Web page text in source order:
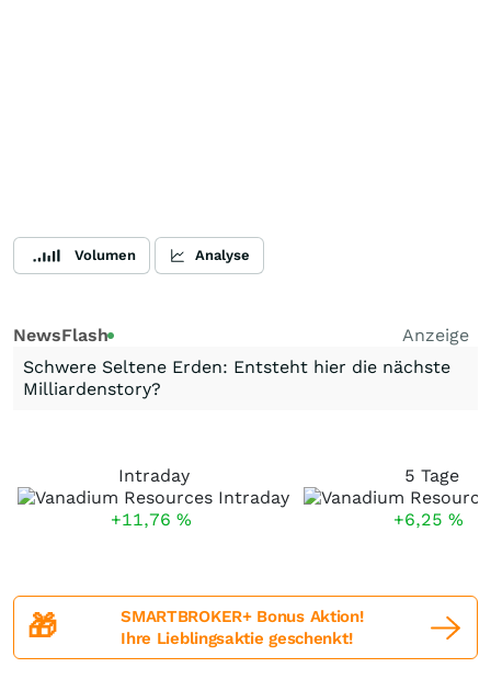
Volumen Analyse
NewsFlash
Anzeige
Schwere Seltene Erden: Entsteht hier die nächste
Milliardenstory?
Intraday
+11,76 %
5 Tage
+6,25 %
🎁
SMARTBROKER+ Bonus Aktion!
Ihre Lieblingsaktie geschenkt!